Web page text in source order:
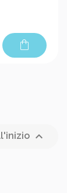
shopping_bag
